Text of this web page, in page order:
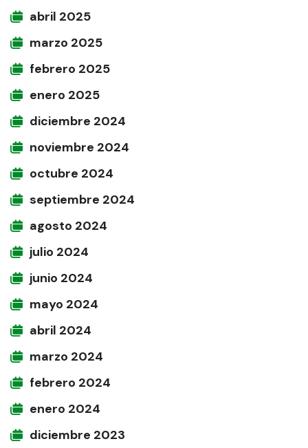
abril 2025
marzo 2025
febrero 2025
enero 2025
diciembre 2024
noviembre 2024
octubre 2024
septiembre 2024
agosto 2024
julio 2024
junio 2024
mayo 2024
abril 2024
marzo 2024
febrero 2024
enero 2024
diciembre 2023